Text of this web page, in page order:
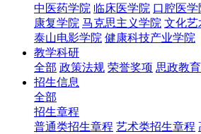
中医药学院 临床医学院 口腔医学
康复学院 马克思主义学院 文化艺
泰山电影学院 健康科技产业学院
教学科研
全部 政策法规 荣誉奖项 思政教
招生信息
全部
招生章程
普通类招生章程 艺术类招生章程